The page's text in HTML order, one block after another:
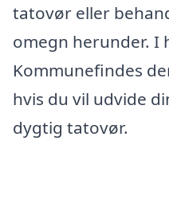
tatovør eller
omegn herunder. I
Kommunefindes
hvis du vil udvide
dygtig tatovør.